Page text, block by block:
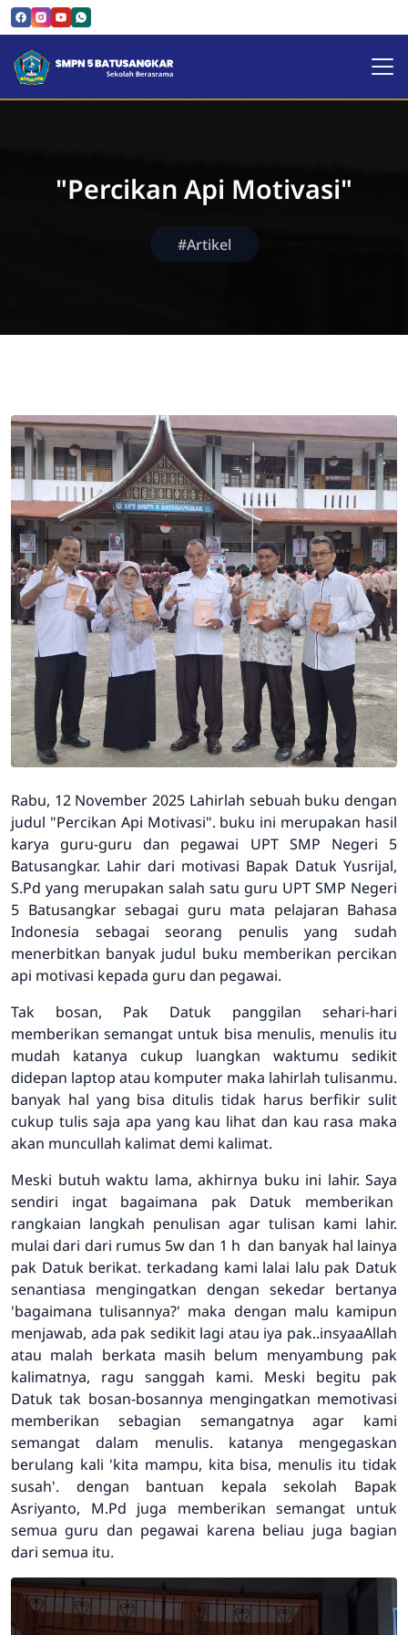
SMPN 5 Batusangkar |
"Percikan Api Motivasi"
#Artikel
Rabu, 12 November 2025 Lahirlah sebuah buku dengan
judul "Percikan Api Motivasi". buku ini merupakan hasil
karya guru-guru dan pegawai UPT SMP Negeri 5
Batusangkar. Lahir dari motivasi Bapak Datuk Yusrijal,
S.Pd yang merupakan salah satu guru UPT SMP Negeri
5 Batusangkar sebagai guru mata pelajaran Bahasa
Indonesia sebagai seorang penulis yang sudah
menerbitkan banyak judul buku memberikan percikan
api motivasi kepada guru dan pegawai.
Tak bosan, Pak Datuk panggilan sehari-hari
memberikan semangat untuk bisa menulis, menulis itu
mudah katanya cukup luangkan waktumu sedikit
didepan laptop atau komputer maka lahirlah tulisanmu.
banyak hal yang bisa ditulis tidak harus berfikir sulit
cukup tulis saja apa yang kau lihat dan kau rasa maka
akan muncullah kalimat demi kalimat.
Meski butuh waktu lama, akhirnya buku ini lahir. Saya
sendiri ingat bagaimana pak Datuk memberikan
rangkaian langkah penulisan agar tulisan kami lahir.
mulai dari dari rumus 5w dan 1 h dan banyak hal lainya
pak Datuk berikat. terkadang kami lalai lalu pak Datuk
senantiasa mengingatkan dengan sekedar bertanya
'bagaimana tulisannya?' maka dengan malu kamipun
menjawab, ada pak sedikit lagi atau iya pak..insyaaAllah
atau malah berkata masih belum menyambung pak
kalimatnya, ragu sanggah kami. Meski begitu pak
Datuk tak bosan-bosannya mengingatkan memotivasi
memberikan sebagian semangatnya agar kami
semangat dalam menulis. katanya mengegaskan
berulang kali 'kita mampu, kita bisa, menulis itu tidak
susah'. dengan bantuan kepala sekolah Bapak
Asriyanto, M.Pd juga memberikan semangat untuk
semua guru dan pegawai karena beliau juga bagian
dari semua itu.